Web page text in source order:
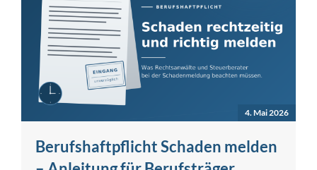
4. Mai 2026
Berufshaftpflicht Schaden melden